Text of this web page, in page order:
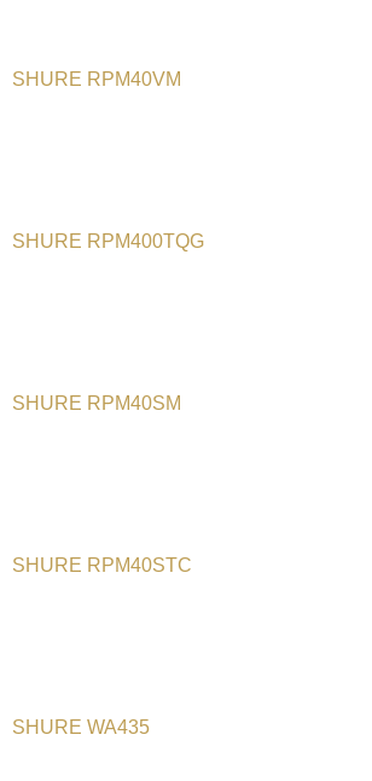
SHURE RPM40VM
SHURE RPM400TQG
SHURE RPM40SM
SHURE RPM40STC
SHURE WA435